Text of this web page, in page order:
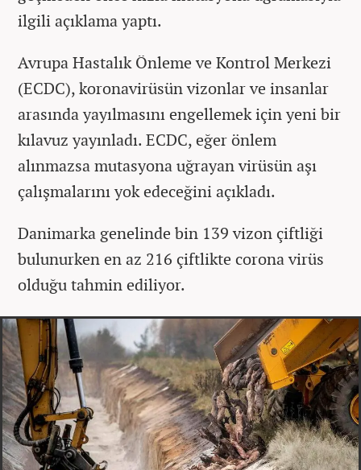
ilgili açıklama yaptı.
Avrupa Hastalık Önleme ve Kontrol Merkezi
(ECDC), koronavirüsün vizonlar ve insanlar
arasında yayılmasını engellemek için yeni bir
kılavuz yayınladı. ECDC, eğer önlem
alınmazsa mutasyona uğrayan virüsün aşı
çalışmalarını yok edeceğini açıkladı.
Danimarka genelinde bin 139 vizon çiftliği
bulunurken en az 216 çiftlikte corona virüs
olduğu tahmin ediliyor.